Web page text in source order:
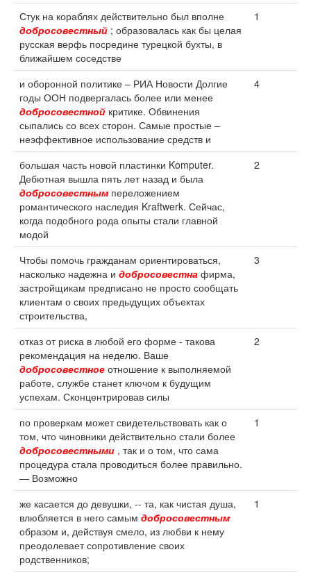
Стук на кораблях действительно был вполне
добросовестный ; образовалась как бы целая
русская верфь посредине турецкой бухты, в
ближайшем соседстве
1
и оборонной политике – РИА Новости Долгие
годы ООН подвергалась более или менее
добросовестной критике. Обвинения
сыпались со всех сторон. Самые простые –
неэффективное использование средств и
4
большая часть новой пластинки Komputer.
Дебютная вышла пять лет назад и была
добросовестным переложением
романтического наследия Kraftwerk. Сейчас,
когда подобного рода опыты стали главной
модой
2
Чтобы помочь гражданам ориентироваться,
насколько надежна и добросовестна фирма,
застройщикам предписано не просто сообщать
клиентам о своих предыдущих объектах
строительства,
3
отказ от риска в любой его форме - такова
рекомендация на неделю. Ваше
добросовестное отношение к выполняемой
работе, службе станет ключом к будущим
успехам. Сконцентрировав силы
2
по проверкам может свидетельствовать как о
том, что чиновники действительно стали более
добросовестными , так и о том, что сама
процедура стала проводиться более правильно.
— Возможно
1
же касается до девушки, -- та, как чистая душа,
влюбляется в него самым добросовестным
образом и, действуя смело, из любви к нему
преодолевает сопротивление своих
родственников;
1